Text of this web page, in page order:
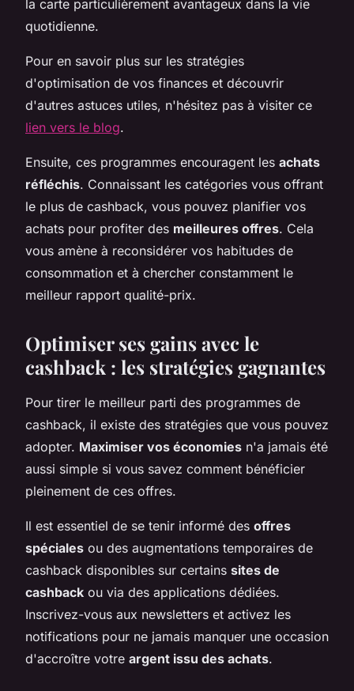
la carte particulièrement avantageux dans la vie
quotidienne.
Pour en savoir plus sur les stratégies
d'optimisation de vos finances et découvrir
d'autres astuces utiles, n'hésitez pas à visiter ce
lien vers le blog.
Ensuite, ces programmes encouragent les achats
réfléchis. Connaissant les catégories vous offrant
le plus de cashback, vous pouvez planifier vos
achats pour profiter des meilleures offres. Cela
vous amène à reconsidérer vos habitudes de
consommation et à chercher constamment le
meilleur rapport qualité-prix.
Optimiser ses gains avec le
cashback : les stratégies gagnantes
Pour tirer le meilleur parti des programmes de
cashback, il existe des stratégies que vous pouvez
adopter. Maximiser vos économies n'a jamais été
aussi simple si vous savez comment bénéficier
pleinement de ces offres.
Il est essentiel de se tenir informé des offres
spéciales ou des augmentations temporaires de
cashback disponibles sur certains sites de
cashback ou via des applications dédiées.
Inscrivez-vous aux newsletters et activez les
notifications pour ne jamais manquer une occasion
d'accroître votre argent issu des achats.